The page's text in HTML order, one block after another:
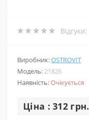
Відгуки:
Виробник:OSTROVIT
Модель:21826
Наявність:Очікується
Ціна : 312 грн.